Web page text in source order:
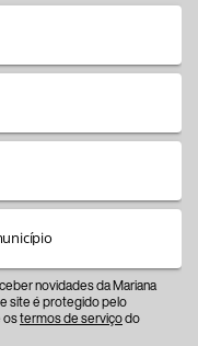
novidades da Mariana
site é protegido pelo
ostermos de serviçodo